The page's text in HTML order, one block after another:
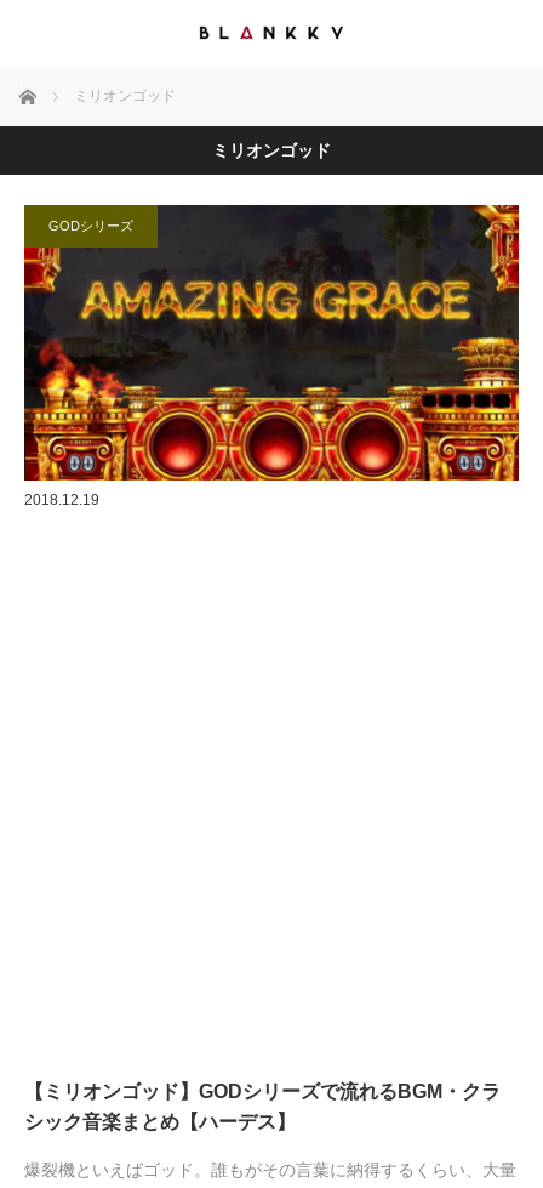
ホーム ミリオンゴッド
ミリオンゴッド
GODシリーズ
2018.12.19
【ミリオンゴッド】GODシリーズで流れるBGM・クラ
シック音楽まとめ【ハーデス】
爆裂機といえばゴッド。誰もがその言葉に納得するくらい、大量